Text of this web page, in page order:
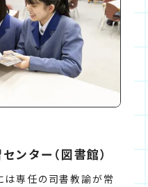
ンター（図書館）
は専任の司書教諭が常